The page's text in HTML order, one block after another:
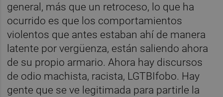
general, más que un retroceso, lo que ha
ocurrido es que los comportamientos
violentos que antes estaban ahí de manera
latente por vergüenza, están saliendo ahora
de su propio armario. Ahora hay discursos
de odio machista, racista, LGTBIfobo. Hay
gente que se ve legitimada para partirle la